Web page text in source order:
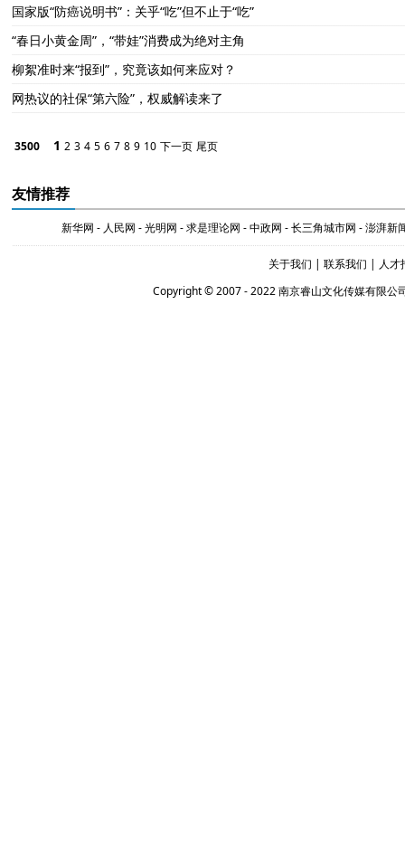
国家版“防癌说明书”：关乎“吃”但不止于“吃”
“春日小黄金周”，“带娃”消费成为绝对主角
柳絮准时来“报到”，究竟该如何来应对？
网热议的社保“第六险”，权威解读来了
3500 1 2 3 4 5 6 7 8 9 10 下一页 尾页
友情推荐
新华网 - 人民网 -光明网 -求是理论网 -中政网 -长三角城市网 -澎湃新
关于我们 |联系我们 | 人才
Copyright © 2007 - 2022 南京睿山文化传媒有限公